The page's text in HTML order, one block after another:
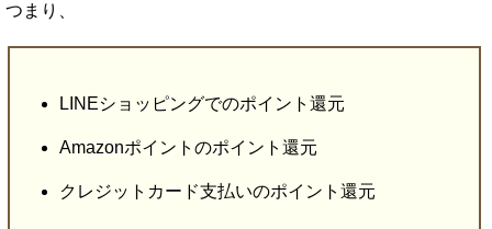
つまり、
LINEショッピングでのポイント還元
Amazonポイントのポイント還元
クレジットカード支払いのポイント還元